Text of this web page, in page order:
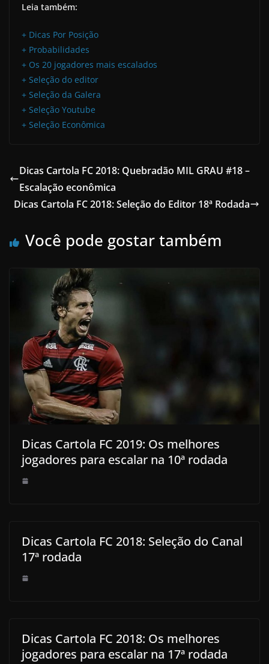
Leia também:
+ Dicas Por Posição
+ Probabilidades
+ Os 20 jogadores mais escalados
+ Seleção do editor
+ Seleção da Galera
+ Seleção Youtube
+ Seleção Econômica
Dicas Cartola FC 2018: Quebradão MIL GRAU #18 –
Escalação econômica
Dicas Cartola FC 2018: Seleção do Editor 18ª Rodada
Você pode gostar também
Dicas Cartola FC 2019: Os melhores
jogadores para escalar na 10ª rodada
Dicas Cartola FC 2018: Seleção do Canal
17ª rodada
Dicas Cartola FC 2018: Os melhores
jogadores para escalar na 17ª rodada